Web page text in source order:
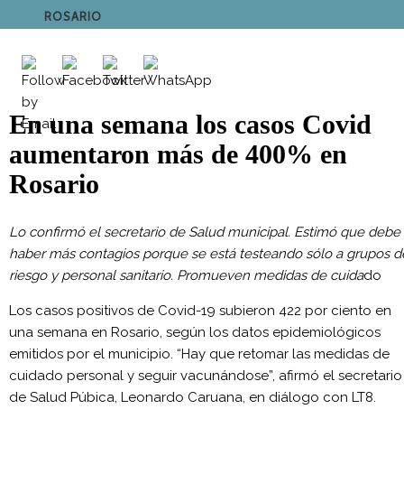
ROSARIO
En una semana los casos Covid
aumentaron más de 400% en
Rosario
Lo confirmó el secretario de Salud municipal. Estimó que debe
haber más contagios porque se está testeando sólo a grupos
riesgo y personal sanitario. Promueven medidas de cuidado
Los casos positivos de Covid-19 subieron 422 por ciento en
una semana en Rosario, según los datos epidemiológicos
emitidos por el municipio. “Hay que retomar las medidas de
cuidado personal y seguir vacunándose”, afirmó el secretario
de Salud Púbica, Leonardo Caruana, en diálogo con LT8.